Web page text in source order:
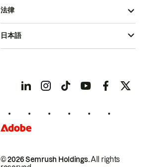
© 2026 Semrush Holdings.All rights
法律
日本語